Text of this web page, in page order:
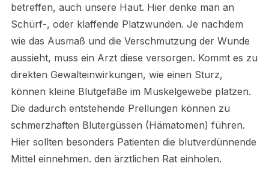
betreffen, auch unsere Haut. Hier denke man an
Schürf-, oder klaffende Platzwunden. Je nachdem
wie das Ausmaß und die Verschmutzung der Wunde
aussieht, muss ein Arzt diese versorgen. Kommt es zu
direkten Gewalteinwirkungen, wie einen Sturz,
können kleine Blutgefäße im Muskelgewebe platzen.
Die dadurch entstehende Prellungen können zu
schmerzhaften Blutergüssen (Hämatomen) führen.
Hier sollten besonders Patienten die blutverdünnende
Mittel einnehmen. den ärztlichen Rat einholen.